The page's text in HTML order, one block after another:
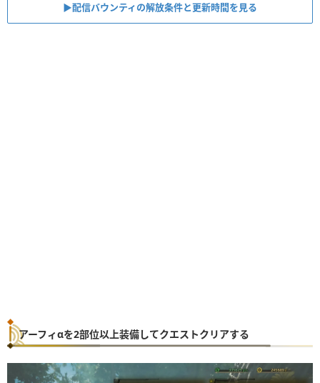
▶︎配信バウンティの解放条件と更新時間を見る
アーフィαを2部位以上装備してクエストクリアする